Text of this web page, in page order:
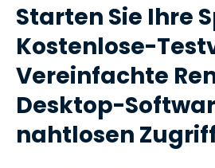
Starten Sie Ihre
Kostenlose-
Vereinfachte
Desktop-
nahtlosen